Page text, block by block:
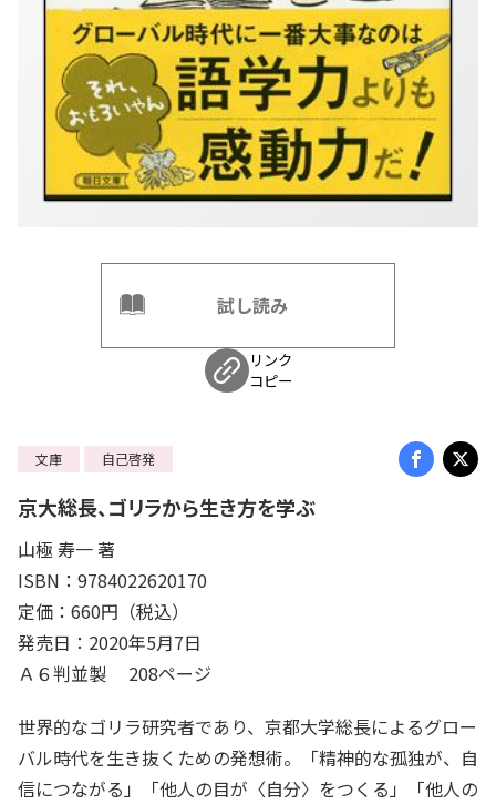
試し読み
リンク
コピー
文庫 自己啓発
京大総長、ゴリラから生き方を学ぶ
山極 寿一 著
ISBN：9784022620170
定価：660円（税込）
発売日：2020年5月7日
Ａ６判並製 208ページ
世界的なゴリラ研究者であり、京都大学総長によるグロー
バル時代を生き抜くための発想術。「精神的な孤独が、自
信につながる」「他人の目が〈自分〉をつくる」「他人の